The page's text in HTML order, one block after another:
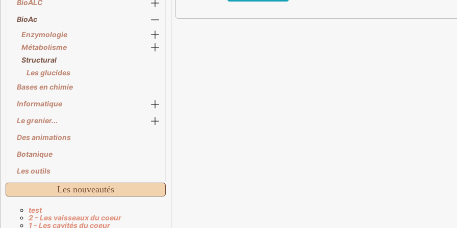
BioALC
BioAc
Enzymologie
Métabolisme
Structural
Les glucides
Bases en chimie
Informatique
Le grenier...
Des animations
Botanique
Les outils
Les nouveautés
test
2 - Les vaisseaux du coeur
1 - Les cavités du coeur